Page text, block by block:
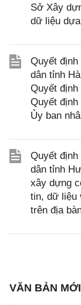
Sở Xây
dữ liệu
Quyết
dân tỉnh
Quyết
Quyết
Ủy ban
Quyết
dân tỉnh
xây dựng
tin, dữ liệu
trên địa
VĂN BẢN